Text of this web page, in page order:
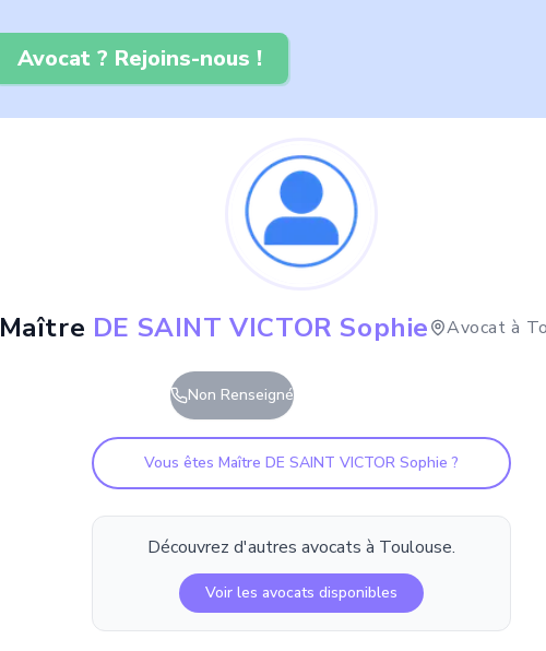
Avocat ? Rejoins-nous !
Maître DE SAINT VICTOR Sophie Avocat à
Non Renseigné
Vous êtes Maître DE SAINT VICTOR Sophie ?
Découvrez d'autres avocats à Toulouse.
Voir les avocats disponibles